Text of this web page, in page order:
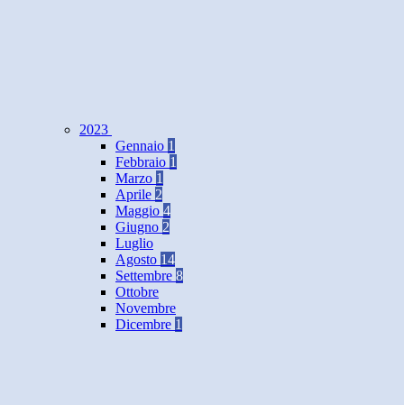
2023
Gennaio 1
Febbraio 1
Marzo 1
Aprile 2
Maggio 4
Giugno 2
Luglio
Agosto 14
Settembre 8
Ottobre
Novembre
Dicembre 1